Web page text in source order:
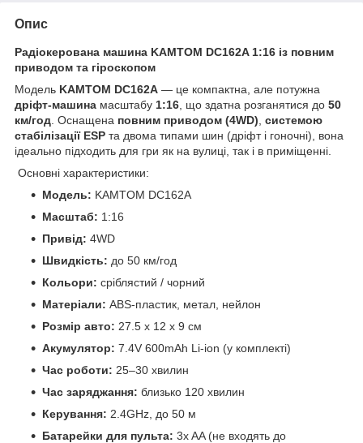
Опис
Радіокерована машина KAMTOM DC162A 1:16 із повним
приводом та гіроскопом
Модель KAMTOM DC162A — це компактна, але потужна
дріфт-машина масштабу 1:16 , що здатна розганятися до 50
км/год . Оснащена повним приводом (4WD) системою
стабілізації ESP та двома типами шин (дріфт і гоночні), вона
ідеально підходить для гри як на вулиці, так і в приміщенні.
Основні характеристики:
Модель: KAMTOM DC162A
Масштаб: 1:16
Привід: 4WD
Швидкість: до 50 км/год
Кольори: сріблястий / чорний
Матеріали: ABS-пластик, метал, нейлон
Розмір авто: 27.5 x 12 x 9 см
Акумулятор: 7.4V 600mAh Li-ion (у комплекті)
Час роботи: 25–30 хвилин
Час заряджання: близько 120 хвилин
Керування: 2.4GHz, до 50 м
Батарейки для пульта: 3x AA (не входять до